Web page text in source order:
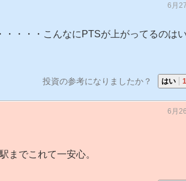
6月
・・・・こんなにPTSが上がってるのは
投資の参考になりましたか？ はい 1
6月
までこれて一安心。